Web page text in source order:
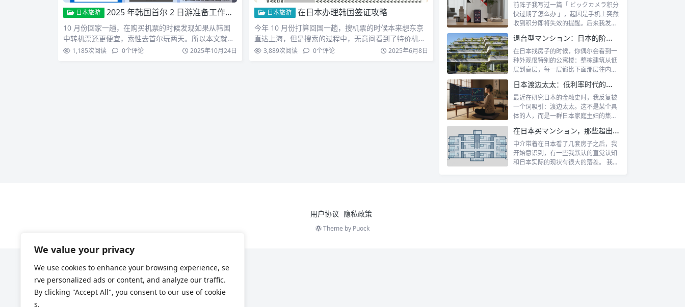
We value your privacy
We use cookies to enhance your browsing experience, se
rve personalized ads or content, and analyze our traffic.
By clicking "Accept All", you consent to our use of cookie
s.
日本旅游 2025 年韩国首尔 2 日游准备工作及感想
10 月份回家一趟，在购买机票的时候发现如果从韩国
中转机票还更便宜，索性去首尔玩两天。所以本文就记
录一下韩国两…
1,185次阅读 0个评论 2025年10月24日
日本旅游 在日本办理韩国签证攻略
今年 10 月份打算回国一趟，搜机票的时候本来想东京
直达上海，但是搜索的过程中，无意间看到了特价机
票，东京飞首…
3,889次阅读 0个评论 2025年6月8日
前阵子我写过一篇「 ビックカメラ积分
快过期了怎么办 」，起因是手机上突然
收到积分即将失效的提醒。后来我发
退台型マンション：日本的阶梯式露台公寓是什么
在日本找房子的时候，你偶尔会看到一
种外观很特别的公寓楼：整栋建筑从低
层到高层，每一层都比下面那层往内缩
日本渡边太太：低利率时代的散户传奇
最近在研究日本的金融史时，我反复被
一个词吸引：渡边太太。这不是某个具
体的人，而是一群日本家庭主妇的集体
在日本买マンション，那些超出认知的所有权规则
中介带着在日本看了几套房子之后，我
开始意识到，有一些我默认的直觉认知
和日本实际的现状有很大的落差。 我自
用户协议 隐私政策
Theme by Puock